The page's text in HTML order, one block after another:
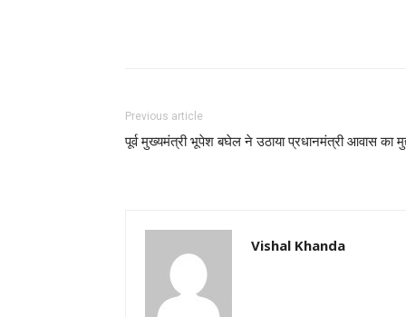
Previous article
पूर्व मुख्यमंत्री भूपेश बघेल ने उठाया प्रधानमंत्री आवास का
Vishal Khanda